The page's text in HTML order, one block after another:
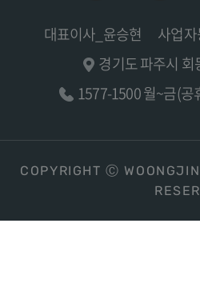
대표이사_윤승현
사업
경기도 파주시
1577-1500 월~금(
COPYRIGHT Ⓒ